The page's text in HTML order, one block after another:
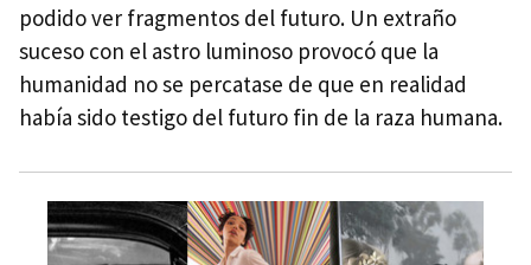
podido ver fragmentos del futuro. Un extraño
suceso con el astro luminoso provocó que la
humanidad no se percatase de que en realidad
había sido testigo del futuro fin de la raza humana.